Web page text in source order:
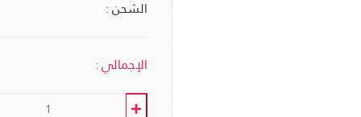
الشحن :
الإجمالي :